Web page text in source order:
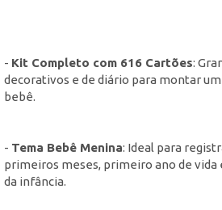
- Kit Completo com 616 Cartões:
decorativos e de diário para montar
bebê.
- Tema Bebê Menina: Ideal para
primeiros meses, primeiro ano de vida
da infância.